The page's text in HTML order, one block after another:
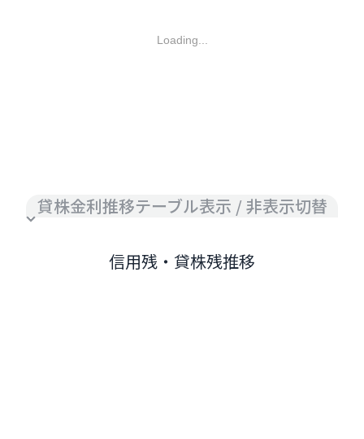
Loading...
貸株金利推移テーブル表示 / 非表示切替
信用残・貸株残推移